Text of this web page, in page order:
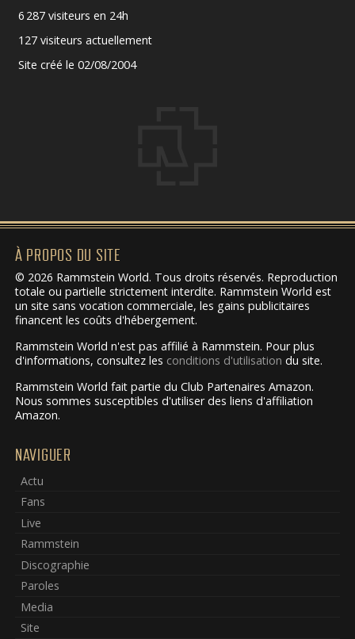
6 287 visiteurs en 24h
127 visiteurs actuellement
Site créé le 02/08/2004
À PROPOS DU SITE
© 2026 Rammstein World. Tous droits réservés. Reproduction
totale ou partielle strictement interdite. Rammstein World est
un site sans vocation commerciale, les gains publicitaires
financent les coûts d'hébergement.
Rammstein World n'est pas affilié à Rammstein. Pour plus
d'informations, consultez les conditions d'utilisation du site.
Rammstein World fait partie du Club Partenaires Amazon.
Nous sommes susceptibles d'utiliser des liens d'affiliation
Amazon.
NAVIGUER
Actu
Fans
Live
Rammstein
Discographie
Paroles
Media
Site